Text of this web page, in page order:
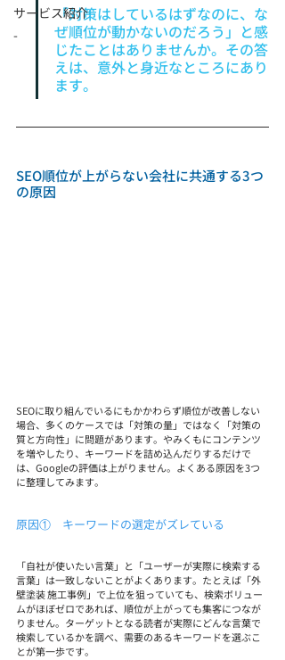
サービス紹介
-
「対策はしているはずなのに、な
ぜ順位が動かないのだろう」と感
じたことはありませんか。その答
えは、意外と身近なところにあり
ます。
SEO順位が上がらない会社に共通する3つ
の原因
SEOに取り組んでいるにもかかわらず順位が改善しない
場合、多くのケースでは「対策の量」ではなく「対策の
質と方向性」に問題があります。やみくもにコンテンツ
を増やしたり、キーワードを詰め込んだりするだけで
は、Googleの評価は上がりません。よくある原因を3つ
に整理してみます。
原因①　キーワードの選定がズレている
「自社が使いたい言葉」と「ユーザーが実際に検索する
言葉」は一致しないことがよくあります。たとえば「外
壁塗装 施工事例」で上位を狙っていても、検索ボリュー
ムがほぼゼロであれば、順位が上がっても集客につなが
りません。ターゲットとなる読者が実際にどんな言葉で
検索しているかを調べ、需要のあるキーワードを選ぶこ
とが第一歩です。